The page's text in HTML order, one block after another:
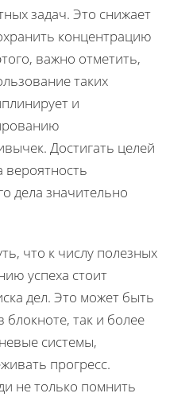
задач. Это снижает
концентрацию
важно отметить,
таких
и
Достигать целей
вероятность
дела значительно
что к числу полезных
успеха стоит
дел. Это может быть
блокноте, так и более
системы,
прогресс.
не только помнить